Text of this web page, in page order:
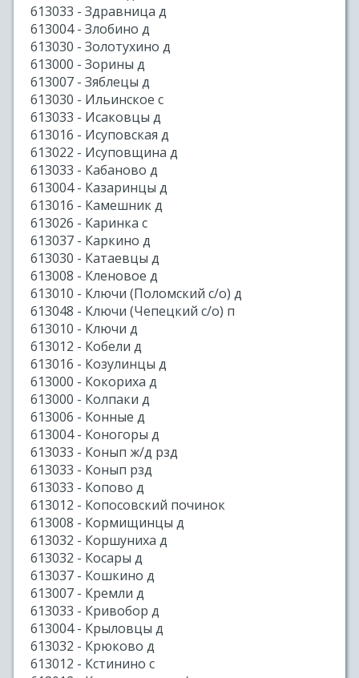
613033 - Здравница д
613004 - Злобино д
613030 - Золотухино д
613000 - Зорины д
613007 - Зяблецы д
613030 - Ильинское с
613033 - Исаковцы д
613016 - Исуповская д
613022 - Исуповщина д
613033 - Кабаново д
613004 - Казаринцы д
613016 - Камешник д
613026 - Каринка с
613037 - Каркино д
613030 - Катаевцы д
613008 - Кленовое д
613010 - Ключи (Поломский с/о) д
613048 - Ключи (Чепецкий с/о) п
613010 - Ключи д
613012 - Кобели д
613016 - Козулинцы д
613000 - Кокориха д
613000 - Колпаки д
613006 - Конные д
613004 - Коногоры д
613033 - Конып ж/д рзд
613033 - Конып рзд
613033 - Копово д
613012 - Копосовский починок
613008 - Кормищинцы д
613032 - Коршуниха д
613032 - Косары д
613037 - Кошкино д
613007 - Кремли д
613033 - Кривобор д
613004 - Крыловцы д
613032 - Крюково д
613012 - Кстинино с